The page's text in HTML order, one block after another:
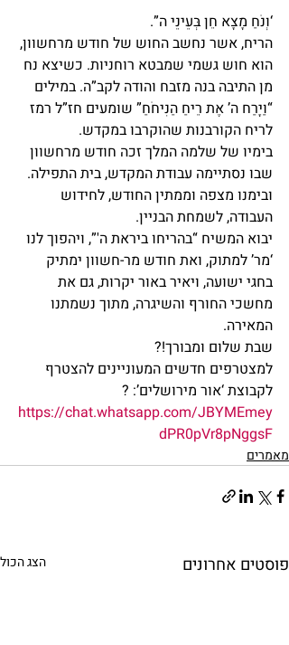
‘וְנֹחַ מָצָא חֵן בְּעֵינֵי ה”.
הריח, אשר נחשב החוש של חודש מרחשוון,
הוא חוש גשמי שמבטא רוחניות. כשיצא נח
מן התיבה בנה מזבח והודה לקב”ה. במילים
“וַיָּרַח ה’ אֶת רֵיחַ הַנִּיחֹחַ” שומעים חז”ל רמז
לריח הקורבנות שהוקרבו במקדש.
בימיו של שלמה המלך זכה חודש מרחשוון
שבו נסתיימה עבודת המקדש, בית התפילה.
ובימנו מצפה וממתין החודש, לחידוש
העבודה, לשמחת הבניין.
יבוא המשיח “בהריחו ביראת ה'”, ויהפוך לנו
‘מר’ למתוק, ואת חודש מר-חשוון ימתיק
בחגי ישועה, ויאיר באור יקרות, גם את
מחשכי החורף והשיגרה, מתוך נשמתנו
המאירה.
שבת שלום ומבורך!?
למצטרפים חדשים המעוניינים להצטרף
לקבוצת ‘אור מירושלים’: ?
https://chat.whatsapp.com/JBYMEmey
dPR0pVr8pNggsF
מאמרים
פוסטים אחרונים הצג הכול